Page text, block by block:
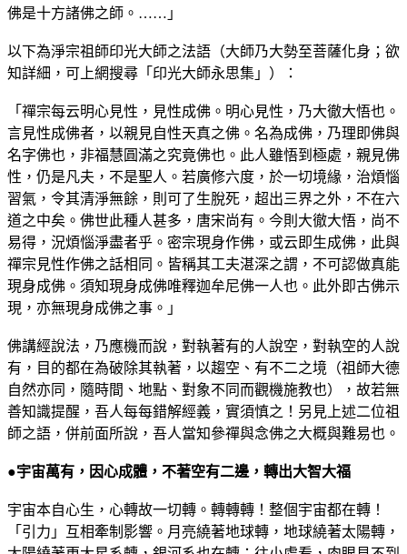
佛是十方諸佛之師。……」
以下為淨宗祖師印光大師之法語（大師乃大勢至菩薩化身；欲
知詳細，可上網搜尋「印光大師永思集」）：
「禪宗每云明心見性，見性成佛。明心見性，乃大徹大悟也。
言見性成佛者，以親見自性天真之佛。名為成佛，乃理即佛與
名字佛也，非福慧圓滿之究竟佛也。此人雖悟到極處，親見佛
性，仍是凡夫，不是聖人。若廣修六度，於一切境緣，治煩惱
習氣，令其清淨無餘，則可了生脫死，超出三界之外，不在六
道之中矣。佛世此種人甚多，唐宋尚有。今則大徹大悟，尚不
易得，況煩惱淨盡者乎。密宗現身作佛，或云即生成佛，此與
禪宗見性作佛之話相同。皆稱其工夫湛深之謂，不可認做真能
現身成佛。須知現身成佛唯釋迦牟尼佛一人也。此外即古佛示
現，亦無現身成佛之事。」
佛講經說法，乃應機而說，對執著有的人說空，對執空的人說
有，目的都在為破除其執著，以趨空、有不二之境（祖師大德
自然亦同，隨時間、地點、對象不同而觀機施教也），故若無
善知識提醒，吾人每每錯解經義，實須慎之！另見上述二位祖
師之語，併前面所說，吾人當知參禪與念佛之大概與難易也。
●宇宙萬有，因心成體，不著空有二邊，轉出大智大福
宇宙本自心生，心轉故一切轉。轉轉轉！整個宇宙都在轉！
「引力」互相牽制影響。月亮繞著地球轉，地球繞著太陽轉，